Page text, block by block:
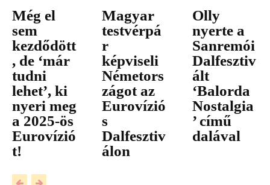
Még el
sem
kezdődött
, de ‘már
tudni
lehet’, ki
nyeri meg
a 2025-ös
Eurovízió
t!
Magyar
testvérpá
r
képviseli
Németors
zágot az
Eurovízió
s
Dalfesztiv
álon
Olly
nyerte a
Sanremói
Dalfesztiv
ált
‘Balorda
Nostalgia
’ című
dalával